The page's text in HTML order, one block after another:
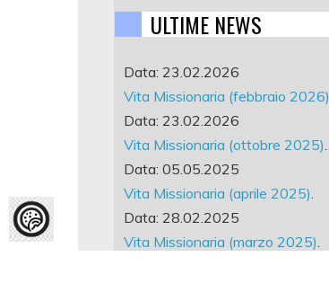
ULTIME NEWS
Data: 23.02.2026
Vita Missionaria (febbraio 2026)
Data: 23.02.2026
Vita Missionaria (ottobre 2025).
Data: 05.05.2025
Vita Missionaria (aprile 2025).
Data: 28.02.2025
Vita Missionaria (marzo 2025).